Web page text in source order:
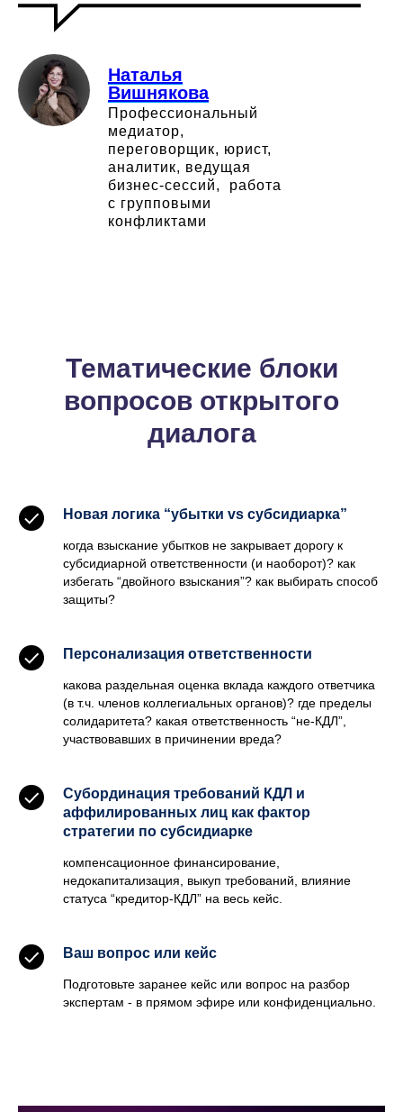
Наталья
Вишнякова
Профессиональный
медиатор,
переговорщик, юрист,
аналитик, ведущая
бизнес-сессий, работа
с групповыми
конфликтами
Тематические блоки
вопросов открытого
диалога
Новая логика “убытки vs субсидиарка”
когда взыскание убытков не закрывает дорогу к
субсидиарной ответственности (и наоборот)? как
избегать “двойного взыскания”? как выбирать способ
защиты?
Персонализация ответственности
какова раздельная оценка вклада каждого ответчика
(в т.ч. членов коллегиальных органов)? где пределы
солидаритета? какая ответственность “не-КДЛ”,
участвовавших в причинении вреда?
Субординация требований КДЛ и
аффилированных лиц как фактор
стратегии по субсидиарке
компенсационное финансирование,
недокапитализация, выкуп требований, влияние
статуса “кредитор-КДЛ” на весь кейс.
Ваш вопрос или кейс
Подготовьте заранее кейс или вопрос на разбор
экспертам - в прямом эфире или конфиденциально.